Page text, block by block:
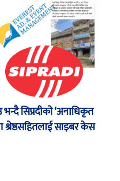
सिप्रदीको ‘अनाधिकृत
श्रेष्ठसहितलाई साइबर केस